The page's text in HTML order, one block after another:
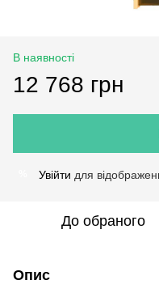
В наявності
12 768 грн
Увійти для
До обраного
Опис